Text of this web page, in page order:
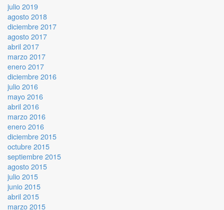
julio 2019
agosto 2018
diciembre 2017
agosto 2017
abril 2017
marzo 2017
enero 2017
diciembre 2016
julio 2016
mayo 2016
abril 2016
marzo 2016
enero 2016
diciembre 2015
octubre 2015
septiembre 2015
agosto 2015
julio 2015
junio 2015
abril 2015
marzo 2015